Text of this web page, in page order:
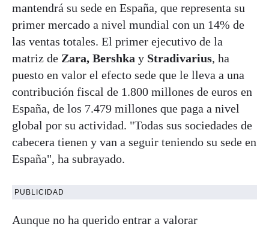
mantendrá su sede en España, que representa su
primer mercado a nivel mundial con un 14% de
las ventas totales. El primer ejecutivo de la
matriz de Zara, Bershka y Stradivarius, ha
puesto en valor el efecto sede que le lleva a una
contribución fiscal de 1.800 millones de euros en
España, de los 7.479 millones que paga a nivel
global por su actividad. "Todas sus sociedades de
cabecera tienen y van a seguir teniendo su sede en
España", ha subrayado.
PUBLICIDAD
Aunque no ha querido entrar a valorar